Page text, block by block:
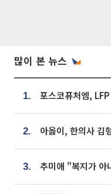
많이 본 뉴스
1.
2.
3.